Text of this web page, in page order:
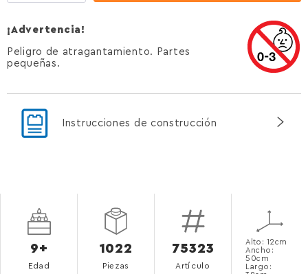
¡Advertencia!
Peligro de atragantamiento. Partes
pequeñas.
Instrucciones de construcción
9+
Edad
1022
Piezas
75323
Artículo
Alto: 12cm
Ancho:
50cm
Largo: